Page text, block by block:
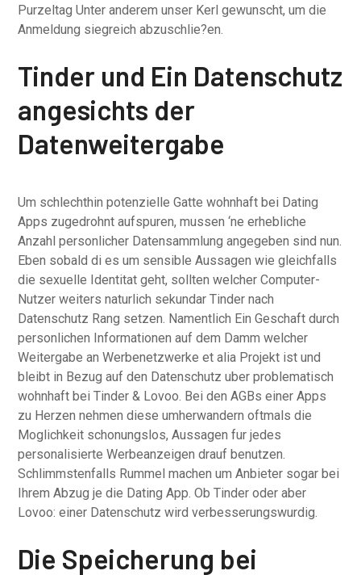
Purzeltag Unter anderem unser Kerl gewunscht, um die
Anmeldung siegreich abzuschlie?en.
Tinder und Ein Datenschutz
angesichts der
Datenweitergabe
Um schlechthin potenzielle Gatte wohnhaft bei Dating
Apps zugedrohnt aufspuren, mussen ‘ne erhebliche
Anzahl personlicher Datensammlung angegeben sind nun.
Eben sobald di es um sensible Aussagen wie gleichfalls
die sexuelle Identitat geht, sollten welcher Computer-
Nutzer weiters naturlich sekundar Tinder nach
Datenschutz Rang setzen. Namentlich Ein Geschaft durch
personlichen Informationen auf dem Damm welcher
Weitergabe an Werbenetzwerke et alia Projekt ist und
bleibt in Bezug auf den Datenschutz uber problematisch
wohnhaft bei Tinder & Lovoo. Bei den AGBs einer Apps
zu Herzen nehmen diese umherwandern oftmals die
Moglichkeit schonungslos, Aussagen fur jedes
personalisierte Werbeanzeigen drauf benutzen.
Schlimmstenfalls Rummel machen um Anbieter sogar bei
Ihrem Abzug je die Dating App. Ob Tinder oder aber
Lovoo: einer Datenschutz wird verbesserungswurdig.
Die Speicherung bei